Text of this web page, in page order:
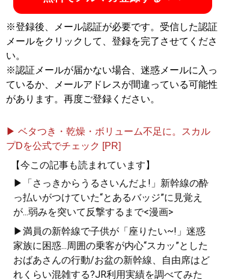
※登録後、メール認証が必要です。受信した認証
メールをクリックして、登録を完了させてくださ
い。
※認証メールが届かない場合、迷惑メールに入っ
ているか、メールアドレスが間違っている可能性
があります。再度ご登録ください。
▶ ベタつき・乾燥・ボリューム不足に。スカル
プDを公式でチェック [PR]
【今この記事も読まれています】
▶「さっきからうるさいんだよ!」新幹線の酔
っ払いがつけていた“とあるバッジ”に見覚え
が...弱みを突いて反撃するまで<漫画>
▶満員の新幹線で子供が「座りたい~!」迷惑
家族に困惑...周囲の乗客が内心“スカッ”とした
おばあさんの行動/お盆の新幹線、自由席はど
れくらい混雑する?JR利用実績を調べてみた